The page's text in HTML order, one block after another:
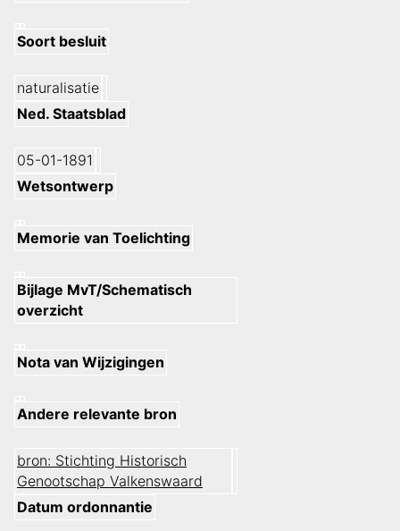
Soort besluit
naturalisatie
Ned. Staatsblad
05-01-1891
Wetsontwerp
Memorie van Toelichting
Bijlage MvT/Schematisch
overzicht
Nota van Wijzigingen
Andere relevante bron
bron: Stichting Historisch
Genootschap Valkenswaard
Datum ordonnantie